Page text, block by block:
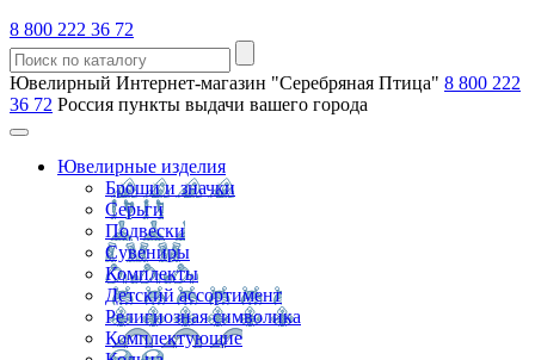
8 800 222 36 72
Ювелирный Интернет-магазин "Серебряная Птица" 8 800 222
36 72 Россия пункты выдачи вашего города
Ювелирные изделия
Броши и значки
Серьги
Подвески
Сувениры
Комплекты
Детский ассортимент
Религиозная символика
Комплектующие